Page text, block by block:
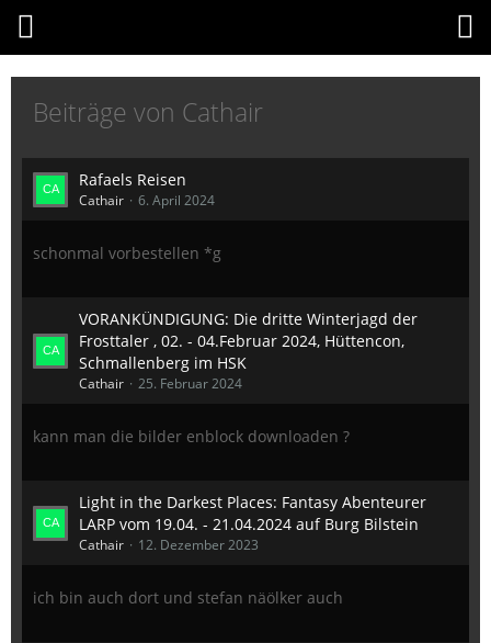
Beiträge von Cathair
Rafaels Reisen
Cathair 6. April 2024
schonmal vorbestellen *g
VORANKÜNDIGUNG: Die dritte Winterjagd der
Frosttaler , 02. - 04.Februar 2024, Hüttencon,
Schmallenberg im HSK
Cathair 25. Februar 2024
kann man die bilder enblock downloaden ?
Light in the Darkest Places: Fantasy Abenteurer
LARP vom 19.04. - 21.04.2024 auf Burg Bilstein
Cathair 12. Dezember 2023
ich bin auch dort und stefan näölker auch